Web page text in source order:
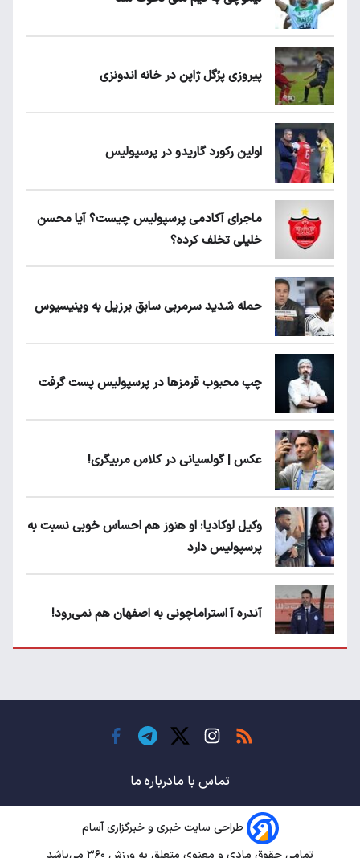
پیروزی پرُگل ژاپن در خانه اندونزی
اولین رکورد گاریدو در پرسپولیس
ماجرای آکادمی پرسپولیس چیست؟ آیا محسن
خلیلی تخلف کرده؟
حمله شدید سرمربی سابق برزیل به وینیسیوس
چپ محبوب قرمزها در پرسپولیس پست گرفت
عکس | گولسیانی در کلاس مربیگری!
وکیل لوکادیا: او هنوز هم احساس خوبی نسبت به
پرسپولیس دارد
آندره آ استراماچونی به اصفهان هم نمی‌رود!
حسن روی هوا!
باشگاه های جهان
سروش رفیعی مقابل الریان فیکس است؟
تماس با مادرباره ما
طراحی سایت خبری و خبرگزاری آسام